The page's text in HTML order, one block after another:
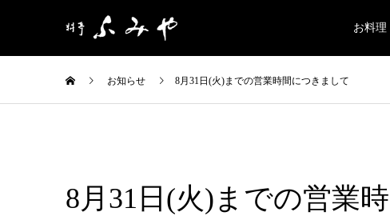
お料理
お知らせ 8月31日(火)までの営業時間につきまして
8月31日(火)までの営業